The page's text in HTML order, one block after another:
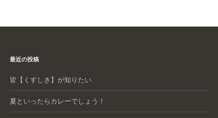
最近の投稿
皆【くすしき】が知りたい
夏といったらカレーでしょう！